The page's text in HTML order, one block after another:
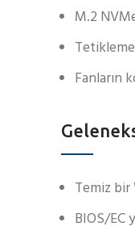
M.2
Fanların
Temiz
BIOS/EC